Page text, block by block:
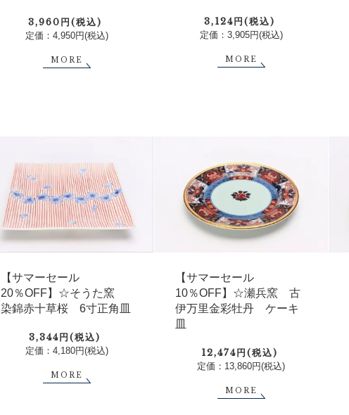
3,960円(税込)
定価：4,950円(税込)
MORE
3,124円(税込)
定価：3,905円(税込)
MORE
【サマーセール
20％OFF】☆そうた窯
染錦赤十草桜 6寸正角皿
3,344円(税込)
定価：4,180円(税込)
MORE
【サマーセール
10％OFF】☆瀬兵窯 古
伊万里金彩牡丹 ケーキ
皿
12,474円(税込)
定価：13,860円(税込)
MORE